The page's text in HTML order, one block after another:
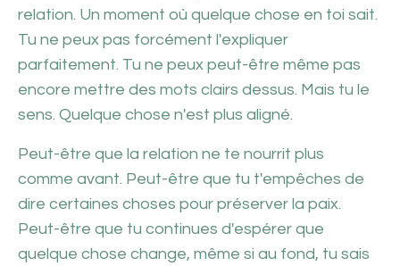
relation. Un moment où quelque chose en toi sait.
Tu ne peux pas forcément l'expliquer
parfaitement. Tu ne peux peut-être même pas
encore mettre des mots clairs dessus. Mais tu le
sens. Quelque chose n'est plus aligné.
Peut-être que la relation ne te nourrit plus
comme avant. Peut-être que tu t'empêches de
dire certaines choses pour préserver la paix.
Peut-être que tu continues d'espérer que
quelque chose change, même si au fond, tu sais